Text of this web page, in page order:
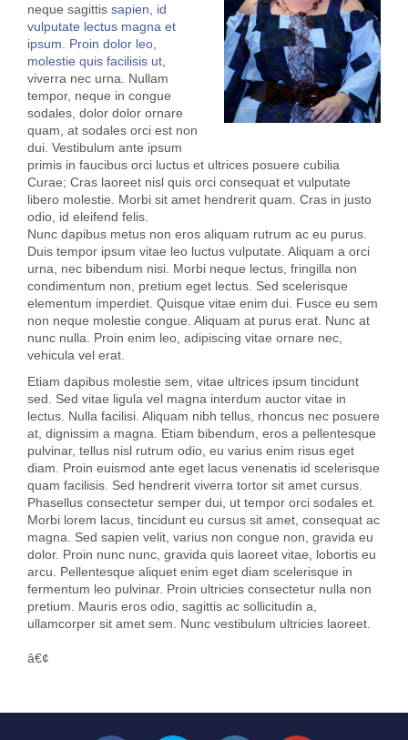
neque sagittis sapien, id
vulputate lectus magna et
ipsum. Proin dolor leo,
molestie quis facilisis ut,
viverra nec urna. Nullam
tempor, neque in congue
sodales, dolor dolor ornare
quam, at sodales orci est non
dui. Vestibulum ante ipsum
primis in faucibus orci luctus et ultrices posuere cubilia
Curae; Cras laoreet nisl quis orci consequat et vulputate
libero molestie. Morbi sit amet hendrerit quam. Cras in justo
odio, id eleifend felis.
Nunc dapibus metus non eros aliquam rutrum ac eu purus.
Duis tempor ipsum vitae leo luctus vulputate. Aliquam a orci
urna, nec bibendum nisi. Morbi neque lectus, fringilla non
condimentum non, pretium eget lectus. Sed scelerisque
elementum imperdiet. Quisque vitae enim dui. Fusce eu sem
non neque molestie congue. Aliquam at purus erat. Nunc at
nunc nulla. Proin enim leo, adipiscing vitae ornare nec,
vehicula vel erat.
Etiam dapibus molestie sem, vitae ultrices ipsum tincidunt
sed. Sed vitae ligula vel magna interdum auctor vitae in
lectus. Nulla facilisi. Aliquam nibh tellus, rhoncus nec posuere
at, dignissim a magna. Etiam bibendum, eros a pellentesque
pulvinar, tellus nisl rutrum odio, eu varius enim risus eget
diam. Proin euismod ante eget lacus venenatis id scelerisque
quam facilisis. Sed hendrerit viverra tortor sit amet cursus.
Phasellus consectetur semper dui, ut tempor orci sodales et.
Morbi lorem lacus, tincidunt eu cursus sit amet, consequat ac
magna. Sed sapien velit, varius non congue non, gravida eu
dolor. Proin nunc nunc, gravida quis laoreet vitae, lobortis eu
arcu. Pellentesque aliquet enim eget diam scelerisque in
fermentum leo pulvinar. Proin ultricies consectetur nulla non
pretium. Mauris eros odio, sagittis ac sollicitudin a,
ullamcorper sit amet sem. Nunc vestibulum ultricies laoreet.
â€¢